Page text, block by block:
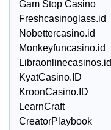
Gam Stop Casino
Freshcasinoglass.id
Nobettercasino.id
Monkeyfuncasino.id
Libraonlinecasinos.id
KyatCasino.ID
KroonCasino.ID
LearnCraft
CreatorPlaybook